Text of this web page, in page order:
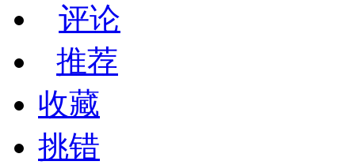
评论
推荐
收藏
挑错